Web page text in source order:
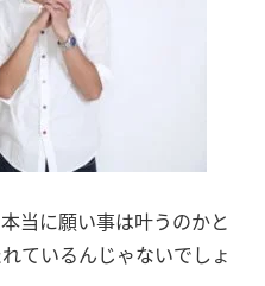
当に願い事は叶うのかと
ているんじゃないでしょ